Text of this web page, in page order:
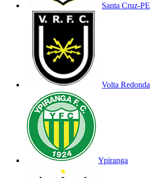
Santa Cruz-PE
Volta Redonda
Ypiranga